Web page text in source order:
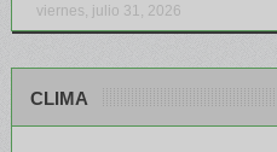
viernes, julio 31, 2026
CLIMA